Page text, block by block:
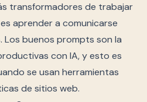
transformadores de trabajar
aprender a comunicarse
Los buenos prompts son la
con IA, y esto es
se usan herramientas
de sitios web.